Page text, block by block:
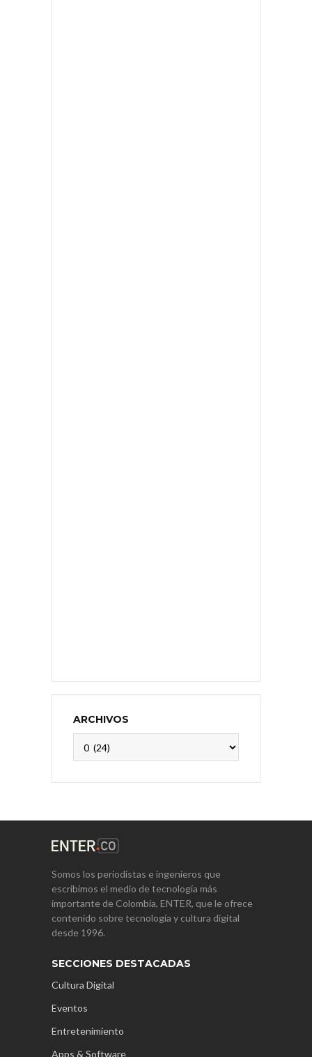
ARCHIVOS
Somos los periodistas e ingenieros que
escribimos el medio de tecnología más
importante de Colombia, ENTER, que le ofrece
contenido sobre tecnología y cultura digital
desde 1996.
SECCIONES DESTACADAS
Cultura Digital
Eventos
Entretenimiento
Apps & Software